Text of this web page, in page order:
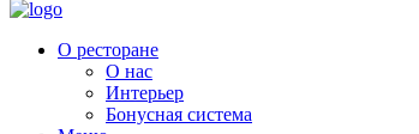
О ресторане
О нас
Интерьер
Бонусная система